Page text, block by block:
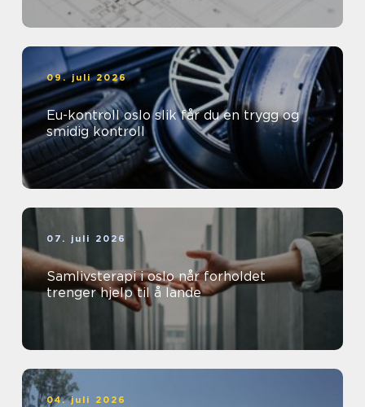
09. juli 2026
Eu-kontroll oslo slik får du en trygg og
smidig kontroll
07. juli 2026
Samlivsterapi i oslo når forholdet
trenger hjelp til å lande
04. juli 2026